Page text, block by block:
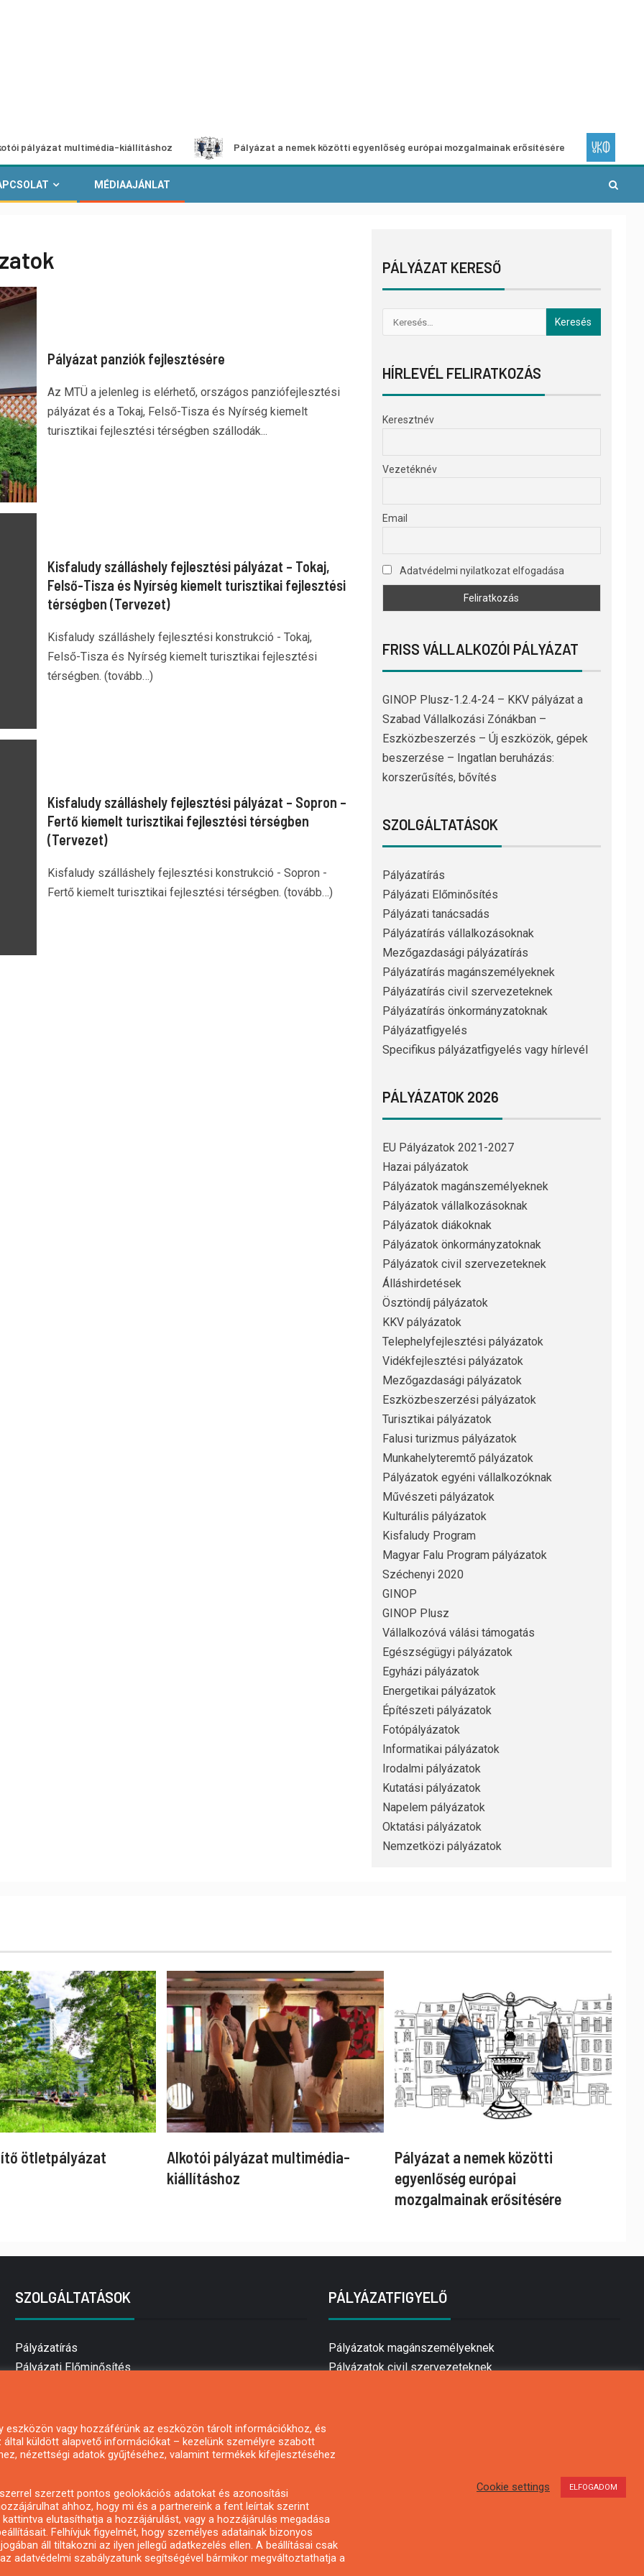
multimédia-kiállításhoz Pályázat a nemek közötti egyenlőség európai mozgalmainak erősítésére Európai
MÉDIAAJÁNLAT
Pályázat panziók fejlesztésére
Az MTÜ a jelenleg is elérhető, országos panziófejlesztési
pályázat és a Tokaj, Felső-Tisza és Nyírség kiemelt
turisztikai fejlesztési térségben szállodák...
Kisfaludy szálláshely fejlesztési pályázat – Tokaj,
Felső-Tisza és Nyírség kiemelt turisztikai fejlesztési
térségben (Tervezet)
Kisfaludy szálláshely fejlesztési konstrukció - Tokaj,
Felső-Tisza és Nyírség kiemelt turisztikai fejlesztési
térségben. (tovább…)
Kisfaludy szálláshely fejlesztési pályázat – Sopron –
Fertő kiemelt turisztikai fejlesztési térségben
(Tervezet)
Kisfaludy szálláshely fejlesztési konstrukció - Sopron -
Fertő kiemelt turisztikai fejlesztési térségben. (tovább…)
PÁLYÁZAT KERESŐ
HÍRLEVÉL FELIRATKOZÁS
Keresztnév
Vezetéknév
Email
Adatvédelmi nyilatkozat elfogadása
FRISS VÁLLALKOZÓI PÁLYÁZAT
GINOP Plusz-1.2.4-24 – KKV pályázat a
Szabad Vállalkozási Zónákban –
Eszközbeszerzés – Új eszközök, gépek
beszerzése – Ingatlan beruházás:
korszerűsítés, bővítés
SZOLGÁLTATÁSOK
Pályázatírás
Pályázati Előminősítés
Pályázati tanácsadás
Pályázatírás vállalkozásoknak
Mezőgazdasági pályázatírás
Pályázatírás magánszemélyeknek
Pályázatírás civil szervezeteknek
Pályázatírás önkormányzatoknak
Pályázatfigyelés
Specifikus pályázatfigyelés vagy hírlevél
PÁLYÁZATOK 2026
EU Pályázatok 2021-2027
Hazai pályázatok
Pályázatok magánszemélyeknek
Pályázatok vállalkozásoknak
Pályázatok diákoknak
Pályázatok önkormányzatoknak
Pályázatok civil szervezeteknek
Álláshirdetések
Ösztöndíj pályázatok
KKV pályázatok
Telephelyfejlesztési pályázatok
Vidékfejlesztési pályázatok
Mezőgazdasági pályázatok
Eszközbeszerzési pályázatok
Turisztikai pályázatok
Falusi turizmus pályázatok
Munkahelyteremtő pályázatok
Pályázatok egyéni vállalkozóknak
Művészeti pályázatok
Kulturális pályázatok
Kisfaludy Program
Magyar Falu Program pályázatok
Széchenyi 2020
GINOP
GINOP Plusz
Vállalkozóvá válási támogatás
Egészségügyi pályázatok
Egyházi pályázatok
Energetikai pályázatok
Építészeti pályázatok
Fotópályázatok
Informatikai pályázatok
Irodalmi pályázatok
Kutatási pályázatok
Napelem pályázatok
Oktatási pályázatok
Nemzetközi pályázatok
ötletpályázat
Alkotói pályázat multimédia-
kiállításhoz
Pályázat a nemek közötti
egyenlőség európai
mozgalmainak erősítésére
SZOLGÁLTATÁSOK
Pályázatírás
Pályázati Előminősítés
Mezőgazdasági pályázatírás
Pályázatírás magánszemélyeknek
Pályázatírás civil szervezeteknek
Pályázatfigyelés
Specifikus pályázatfigyelés vagy hírlevél
PÁLYÁZATFIGYELŐ
Pályázatok magánszemélyeknek
Pályázatok civil szervezeteknek
vagy hozzáférünk az eszközön tárolt információkhoz, és
küldött alapvető információkat – kezelünk személyre szabott
nézettségi adatok gyűjtéséhez, valamint termékek kifejlesztéséhez
szerzett pontos geolokációs adatokat és azonosítási
ahhoz, hogy mi és a partnereink a fent leírtak szerint
elutasíthatja a hozzájárulást, vagy a hozzájárulás megadása
Felhívjuk figyelmét, hogy személyes adatainak bizonyos
áll tiltakozni az ilyen jellegű adatkezelés ellen. A beállításai csak
adatvédelmi szabályzatunk segítségével bármikor megváltoztathatja a
Cookie settings ELFOGADOM